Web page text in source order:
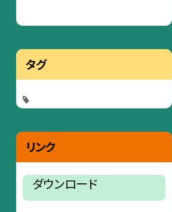
タグ
リンク
ダウンロード